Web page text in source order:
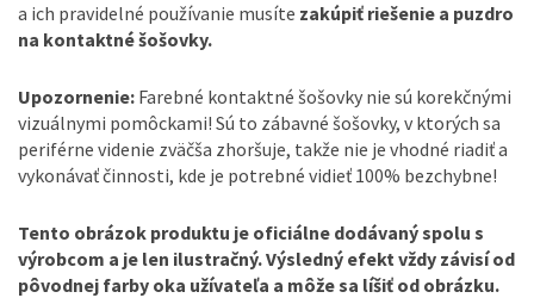
a ich pravidelné používanie musíte zakúpiť riešenie a puzdro
na kontaktné šošovky.
Upozornenie: Farebné kontaktné šošovky nie sú korekčnými
vizuálnymi pomôckami! Sú to zábavné šošovky, v ktorých sa
periférne videnie zväčša zhoršuje, takže nie je vhodné riadiť a
vykonávať činnosti, kde je potrebné vidieť 100% bezchybne!
Tento obrázok produktu je oficiálne dodávaný spolu s
výrobcom a je len ilustračný. Výsledný efekt vždy závisí od
pôvodnej farby oka užívateľa a môže sa líšiť od obrázku.